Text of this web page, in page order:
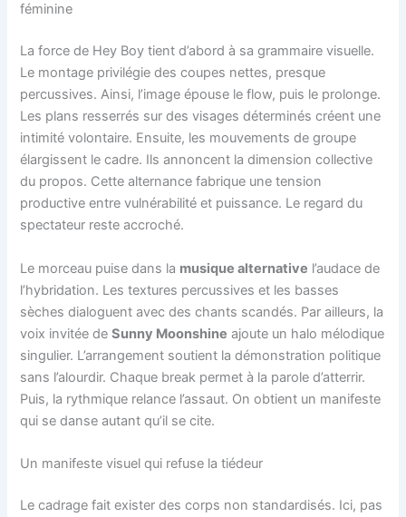
féminine
La force de Hey Boy tient d’abord à sa grammaire visuelle.
Le montage privilégie des coupes nettes, presque
percussives. Ainsi, l’image épouse le flow, puis le prolonge.
Les plans resserrés sur des visages déterminés créent une
intimité volontaire. Ensuite, les mouvements de groupe
élargissent le cadre. Ils annoncent la dimension collective
du propos. Cette alternance fabrique une tension
productive entre vulnérabilité et puissance. Le regard du
spectateur reste accroché.
Le morceau puise dans la musique alternative l’audace de
l’hybridation. Les textures percussives et les basses
sèches dialoguent avec des chants scandés. Par ailleurs, la
voix invitée deSunny Moonshine ajoute un halo mélodique
singulier. L’arrangement soutient la démonstration politique
sans l’alourdir. Chaque break permet à la parole d’atterrir.
Puis, la rythmique relance l’assaut. On obtient un manifeste
qui se danse autant qu’il se cite.
Un manifeste visuel qui refuse la tiédeur
Le cadrage fait exister des corps non standardisés. Ici, pas